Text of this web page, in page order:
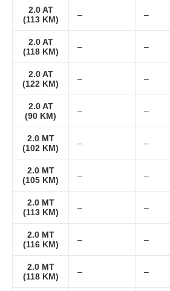
2.0 AT
(113 KM)
– –
2.0 AT
(118 KM)
– –
2.0 AT
(122 KM)
– –
2.0 AT
(90 KM)
– –
2.0 MT
(102 KM)
– –
2.0 MT
(105 KM)
– –
2.0 MT
(113 KM)
– –
2.0 MT
(116 KM)
– –
2.0 MT
(118 KM)
– –